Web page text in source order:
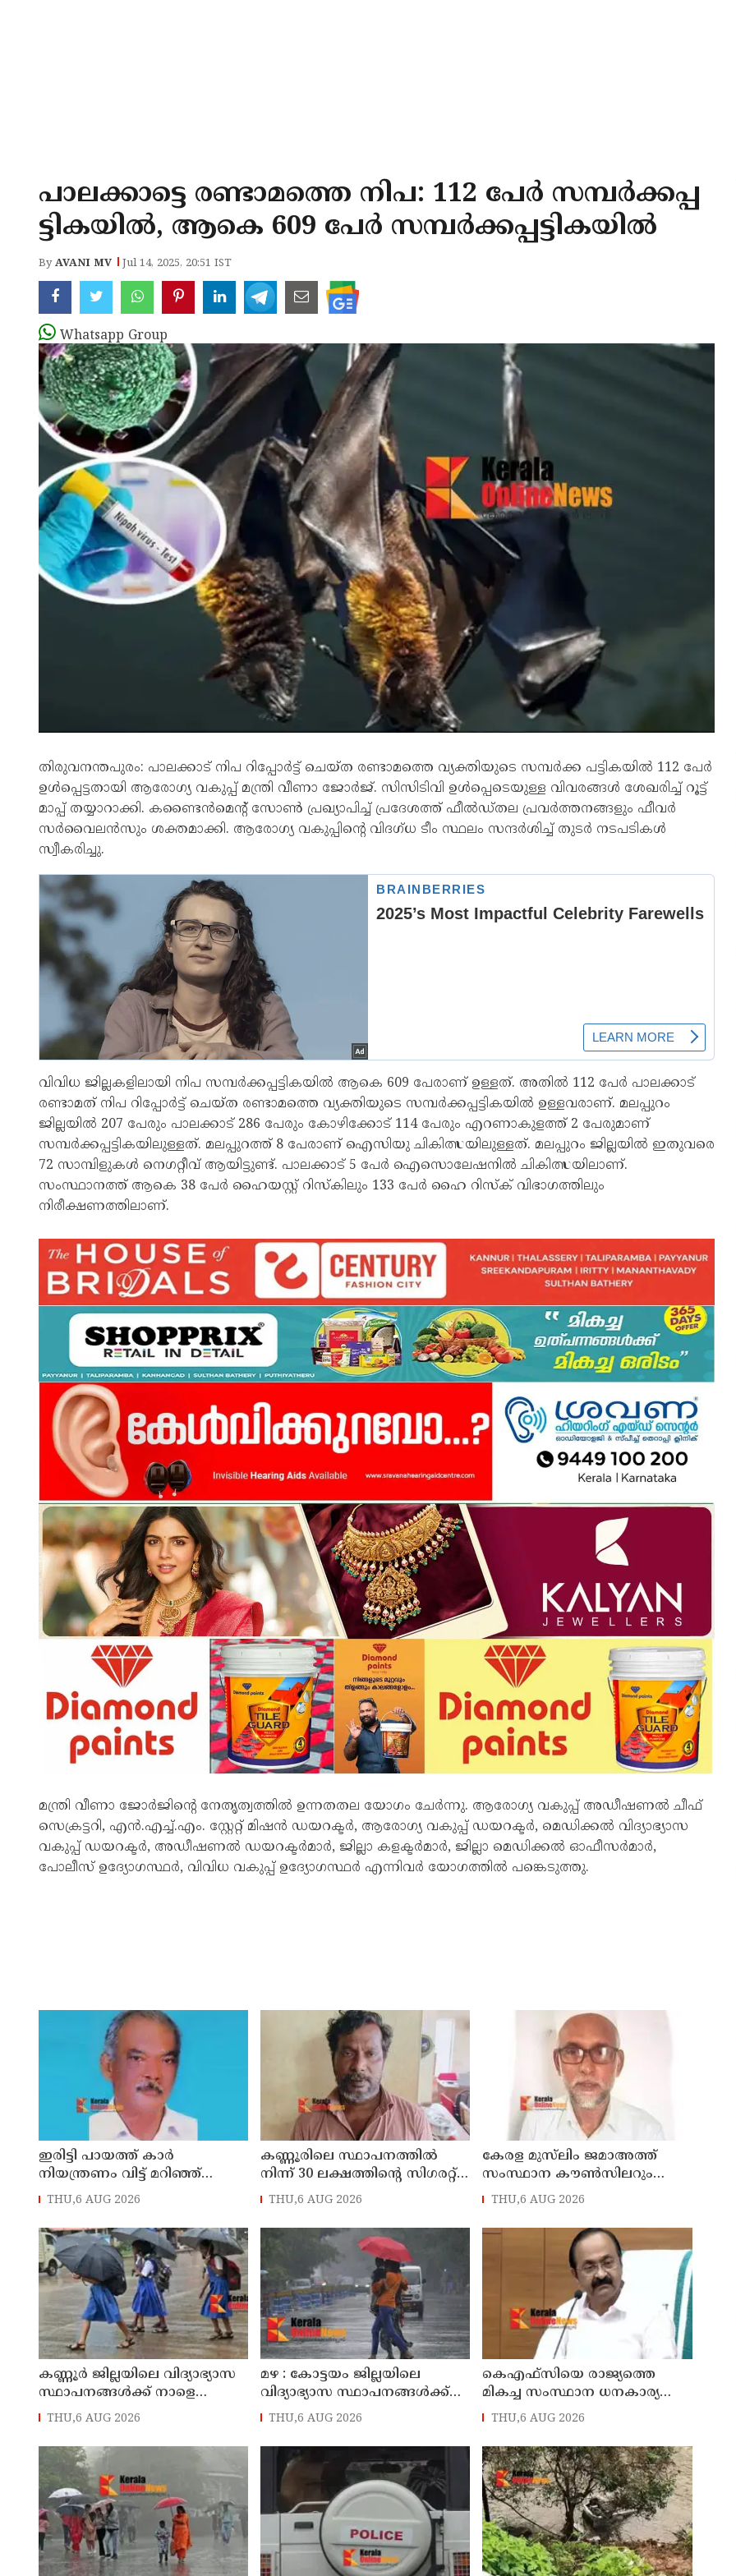
പാലക്കാട്ടെ രണ്ടാമത്തെ നിപ: 112 പേര്‍ സമ്പര്‍ക്കപ്പ
ട്ടികയില്‍, ആകെ 609 പേര്‍ സമ്പര്‍ക്കപ്പട്ടികയില്‍
ByAVANI MV Jul 14, 2025, 20:51 IST
Whatsapp Group
തിരുവനന്തപുരം: പാലക്കാട് നിപ റിപ്പോര്‍ട്ട് ചെയ്ത രണ്ടാമത്തെ വ്യക്തിയുടെ സമ്പര്‍ക്ക പട്ടികയില്‍ 112 പേര്‍
ഉള്‍പ്പെട്ടതായി ആരോഗ്യ വകുപ്പ് മന്ത്രി വീണാ ജോര്‍ജ്. സിസിടിവി ഉള്‍പ്പെടെയുള്ള വിവരങ്ങള്‍ ശേഖരിച്ച് റൂട്ട്
മാപ്പ് തയ്യാറാക്കി. കണ്ടൈന്‍മെന്റ് സോണ്‍ പ്രഖ്യാപിച്ച് പ്രദേശത്ത് ഫീല്‍ഡ്തല പ്രവര്‍ത്തനങ്ങളും ഫീവര്‍
സര്‍വൈലന്‍സും ശക്തമാക്കി. ആരോഗ്യ വകുപ്പിന്റെ വിദഗ്ധ ടീം സ്ഥലം സന്ദര്‍ശിച്ച് തുടര്‍ നടപടികള്‍
സ്വീകരിച്ചു.
വിവിധ ജില്ലകളിലായി നിപ സമ്പര്‍ക്കപ്പട്ടികയില്‍ ആകെ 609 പേരാണ് ഉള്ളത്. അതില്‍ 112 പേര്‍ പാലക്കാട്
രണ്ടാമത് നിപ റിപ്പോര്‍ട്ട് ചെയ്ത രണ്ടാമത്തെ വ്യക്തിയുടെ സമ്പര്‍ക്കപ്പട്ടികയില്‍ ഉള്ളവരാണ്. മലപ്പുറം
ജില്ലയില്‍ 207 പേരും പാലക്കാട് 286 പേരും കോഴിക്കോട് 114 പേരും എറണാകുളത്ത് 2 പേരുമാണ്
സമ്പര്‍ക്കപ്പട്ടികയിലുള്ളത്. മലപ്പുറത്ത് 8 പേരാണ് ഐസിയു ചികിത്സയിലുള്ളത്. മലപ്പുറം ജില്ലയില്‍ ഇതുവരെ
72 സാമ്പിളുകള്‍ നെഗറ്റീവ് ആയിട്ടുണ്ട്. പാലക്കാട് 5 പേര്‍ ഐസൊലേഷനില്‍ ചികിത്സയിലാണ്.
സംസ്ഥാനത്ത് ആകെ 38 പേര്‍ ഹൈയസ്റ്റ് റിസ്‌കിലും 133 പേര്‍ ഹൈ റിസ്‌ക് വിഭാഗത്തിലും
നിരീക്ഷണത്തിലാണ്.
മന്ത്രി വീണാ ജോര്‍ജിന്റെ നേതൃത്വത്തില്‍ ഉന്നതതല യോഗം ചേര്‍ന്നു. ആരോഗ്യ വകുപ്പ് അഡീഷണല്‍ ചീഫ്
സെക്രട്ടറി, എന്‍.എച്ച്.എം. സ്റ്റേറ്റ് മിഷന്‍ ഡയറക്ടര്‍, ആരോഗ്യ വകുപ്പ് ഡയറക്ടര്‍, മെഡിക്കല്‍ വിദ്യാഭ്യാസ
വകുപ്പ് ഡയറക്ടര്‍, അഡീഷണല്‍ ഡയറക്ടര്‍മാര്‍, ജില്ലാ കളക്ടര്‍മാര്‍, ജില്ലാ മെഡിക്കല്‍ ഓഫീസര്‍മാര്‍,
പോലീസ് ഉദ്യോഗസ്ഥര്‍, വിവിധ വകുപ്പ് ഉദ്യോഗസ്ഥര്‍ എന്നിവര്‍ യോഗത്തില്‍ പങ്കെടുത്തു.
ഇരിട്ടി പായത്ത് കാർ
നിയന്ത്രണം വിട്ട് മറിഞ്ഞ്
തളിപ്പറമ്പിലെ ആദ്യ കാല
THU,6 AUG 2026
കണ്ണൂരിലെ സ്ഥാപനത്തിൽ
നിന്ന് 30 ലക്ഷത്തിന്റെ സിഗരറ്റ്
മോഷണം: തമിഴ്‌നാട്
തെങ്കാശിയിൽ പിടിയിൽ
THU,6 AUG 2026
കേരള മുസ്‌ലിം ജമാഅത്ത്
സംസ്ഥാന കൗൺസിലറും
തളിപ്പറമ്പിലെ മുതിർന്ന മാധ്യമ
അലി മൊഗ്രാൽ നിര്യാതനായി
THU,6 AUG 2026
കണ്ണൂർ ജില്ലയിലെ വിദ്യാഭ്യാസ
സ്ഥാപനങ്ങള്‍ക്ക് നാളെ
(07/08/2026), അവധി
THU,6 AUG 2026
മഴ : കോട്ടയം ജില്ലയിലെ
വിദ്യാഭ്യാസ സ്ഥാപനങ്ങൾക്ക്
നാളെ അവധി
THU,6 AUG 2026
കെഎഫ്‌സിയെ രാജ്യത്തെ
മികച്ച സംസ്ഥാന ധനകാര്യ
സ്ഥാപനമാക്കും: മുഖ്യമന്ത്രി വി
ഡി സതീശൻ
THU,6 AUG 2026